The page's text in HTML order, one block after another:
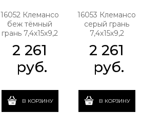
16052 Клемансо
беж тёмный
грань 7,4х15х9,2
2 261
руб.
В КОРЗИНУ
16053 Клемансо
серый грань
7,4х15х9,2
2 261
руб.
В КОРЗИНУ